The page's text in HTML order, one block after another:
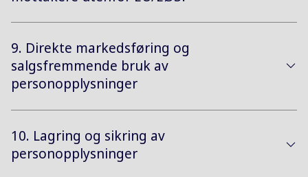
9. Direkte markedsføring og
salgsfremmende bruk av
personopplysninger
10. Lagring og sikring av
personopplysninger